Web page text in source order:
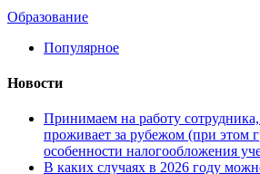
Образование
Популярное
Новости
Принимаем на работу
проживает за рубежом (при этом
особенности налогообложения
В каких случаях в 2026 году